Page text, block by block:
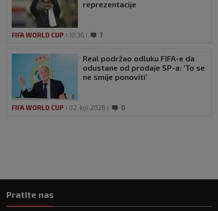
reprezentacije
FIFA WORLD CUP 10:36 7
Real podržao odluku FIFA-e da
odustane od prodaje SP-a: ‘To se
ne smije ponoviti’
FIFA WORLD CUP 02. kol 2026 0
Pratite nas